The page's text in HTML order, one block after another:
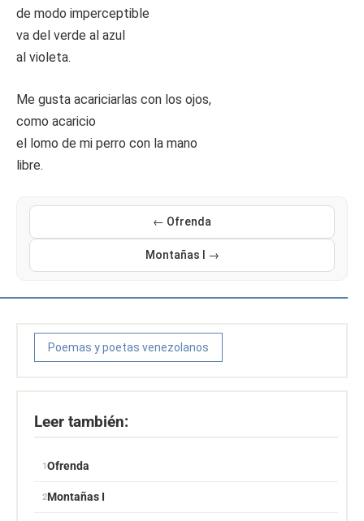
de modo imperceptible
va del verde al azul
al violeta.
Me gusta acariciarlas con los ojos,
como acaricio
el lomo de mi perro con la mano
libre.
← Ofrenda
Montañas I →
Poemas y poetas venezolanos
Leer también:
Ofrenda
Montañas I